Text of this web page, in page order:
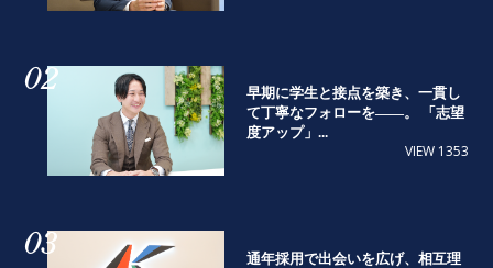
02
早期に学生と接点を築き、一貫し
て丁寧なフォローを――。 「志望
度アップ」...
VIEW 1353
03
通年採用で出会いを広げ、相互理